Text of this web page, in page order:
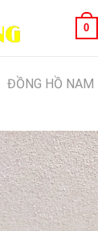
0
ĐỒNG HỒ NAM